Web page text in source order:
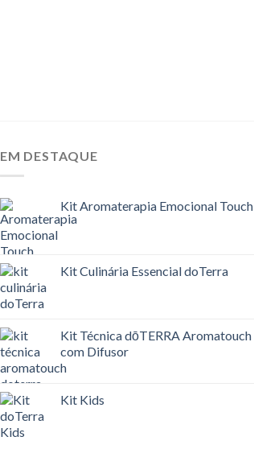
EM DESTAQUE
Kit Aromaterapia Emocional Touch
Kit Culinária Essencial doTerra
Kit Técnica dōTERRA Aromatouch
com Difusor
Kit Kids